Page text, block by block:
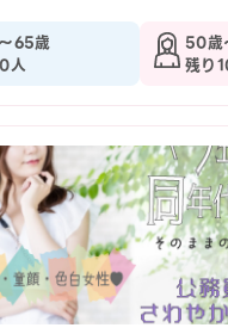
65歳
人
50歳
残り